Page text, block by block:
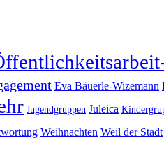
Eva Bäuerle-Wizemann
Jugendgruppen Juleica
Weihnachten Weil der Stadt